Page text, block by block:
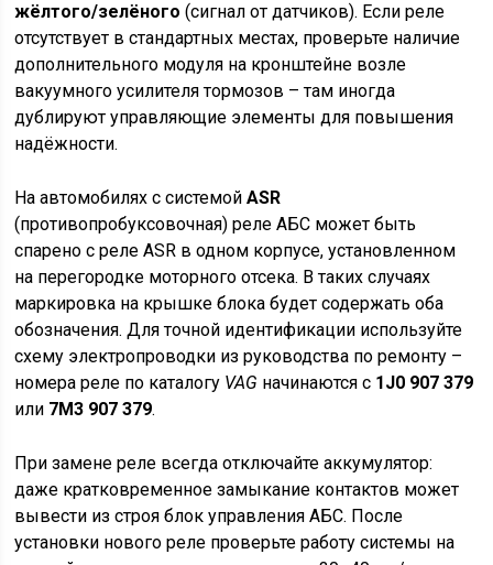
жёлтого/зелёного (сигнал от датчиков). Если реле
отсутствует в стандартных местах, проверьте наличие
дополнительного модуля на кронштейне возле
вакуумного усилителя тормозов – там иногда
дублируют управляющие элементы для повышения
надёжности.
На автомобилях с системойASR
(противопробуксовочная) реле АБС может быть
спарено с реле ASR в одном корпусе, установленном
на перегородке моторного отсека. В таких случаях
маркировка на крышке блока будет содержать оба
обозначения. Для точной идентификации используйте
схему электропроводки из руководства по ремонту –
номера реле по каталогу VAG начинаются с 1J0 907 379
или 7M3 907 379.
При замене реле всегда отключайте аккумулятор:
даже кратковременное замыкание контактов может
вывести из строя блок управления АБС. После
установки нового реле проверьте работу системы на